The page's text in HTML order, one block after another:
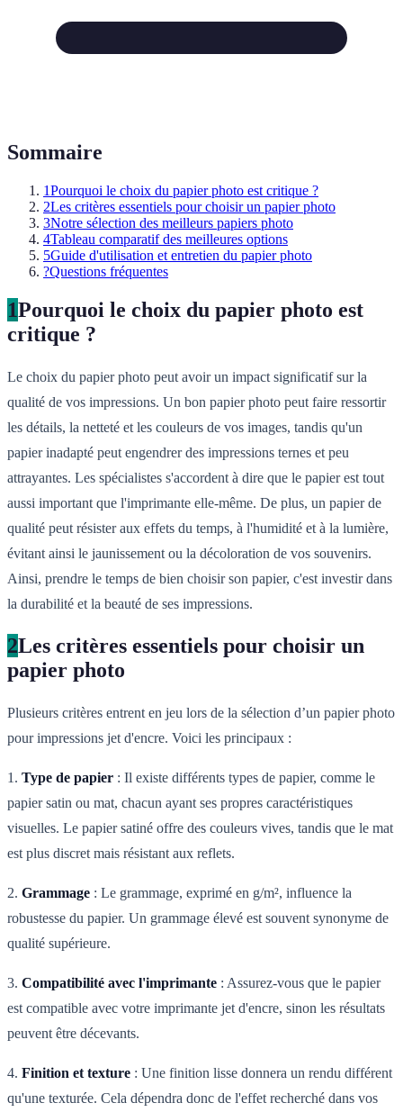
Sommaire
1Pourquoi le choix du papier photo est critique ?
2Les critères essentiels pour choisir un papier photo
3Notre sélection des meilleurs papiers photo
4Tableau comparatif des meilleures options
5Guide d'utilisation et entretien du papier photo
?Questions fréquentes
1Pourquoi le choix du papier photo est
critique ?
Le choix du papier photo peut avoir un impact significatif sur la
qualité de vos impressions. Un bon papier photo peut faire ressortir
les détails, la netteté et les couleurs de vos images, tandis qu'un
papier inadapté peut engendrer des impressions ternes et peu
attrayantes. Les spécialistes s'accordent à dire que le papier est tout
aussi important que l'imprimante elle-même. De plus, un papier de
qualité peut résister aux effets du temps, à l'humidité et à la lumière,
évitant ainsi le jaunissement ou la décoloration de vos souvenirs.
Ainsi, prendre le temps de bien choisir son papier, c'est investir dans
la durabilité et la beauté de ses impressions.
2Les critères essentiels pour choisir un
papier photo
Plusieurs critères entrent en jeu lors de la sélection d’un papier photo
pour impressions jet d'encre. Voici les principaux :
1. Type de papier : Il existe différents types de papier, comme le
papier satin ou mat, chacun ayant ses propres caractéristiques
visuelles. Le papier satiné offre des couleurs vives, tandis que le mat
est plus discret mais résistant aux reflets.
2. Grammage : Le grammage, exprimé en g/m², influence la
robustesse du papier. Un grammage élevé est souvent synonyme de
qualité supérieure.
3. Compatibilité avec l'imprimante : Assurez-vous que le papier
est compatible avec votre imprimante jet d'encre, sinon les résultats
peuvent être décevants.
4. Finition et texture : Une finition lisse donnera un rendu différent
qu'une texturée. Cela dépendra donc de l'effet recherché dans vos